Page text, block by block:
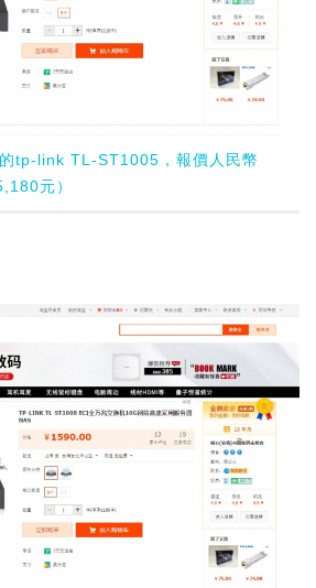
tp-link TL-ST1005，報價人民幣
元）